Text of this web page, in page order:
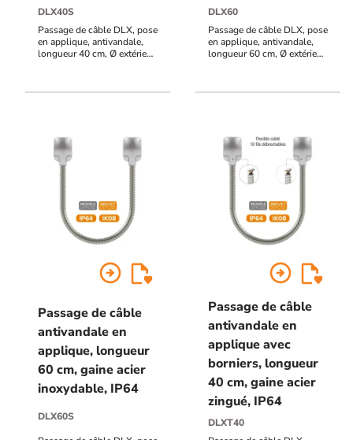
DLX40S
Passage de câble DLX, pose
en applique, antivandale,
longueur 40 cm, Ø extérieur
IP64, IK08
DLX60
Passage de câble DLX, pose
en applique, antivandale,
longueur 60 cm, Ø extérieur
IK08
arrow_circle_right
Passage de câble
antivandale en
applique, longueur
60 cm, gaine acier
inoxydable, IP64
DLX60S
arrow_circle_right
Passage de câble
antivandale en
applique avec
borniers, longueur
40 cm, gaine acier
zingué, IP64
DLXT40